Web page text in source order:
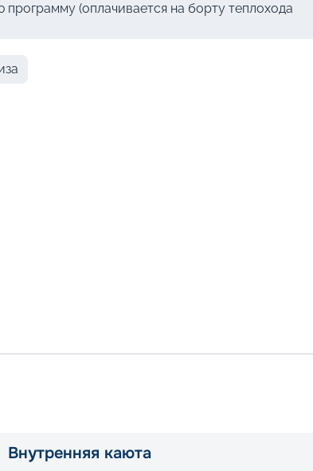
(оплачивается на борту теплохода
Внутренняя каюта